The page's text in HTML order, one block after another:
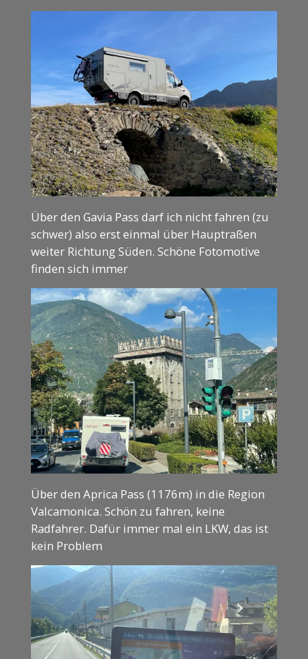
Über den Gavia Pass darf ich nicht fahren (zu
schwer) also erst einmal über Hauptraßen
weiter Richtung Süden. Schöne Fotomotive
finden sich immer
Über den Aprica Pass (1176m) in die Region
Valcamonica. Schön zu fahren, keine
Radfahrer. Dafür immer mal ein LKW, das ist
kein Problem